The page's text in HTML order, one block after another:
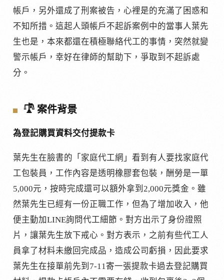
帳戶，另外還成了刑案被告，心裡是的充滿了困惑和
不知所措。這起人頭帳戶不起訴案例中的當事人葉先
生也是，本來都還在積極聯絡代工的事情，突然就變
警示帳戶，幸好在律師的幫助下，爭取到不起訴處
分。
𓍝 案件背景
為登記購買資料交付提款卡
葉先生在臉書的「家庭代工網」看到有人要找家庭代
工包裝員，工作內容是透明橡膠套包裝，酬勞是一單
5,000元，按時完成還可以額外拿到2,000元獎金。雖
然葉先生已經有一份正職工作，但為了增加收入，他
便主動加LINE詢問代工細節。對方出示了身份證照
片，讓葉先生放下戒心。對方表示，之前有些代工人
員拿了材料未繳回完成品，造成公司虧損，因此要求
葉先生在接單前先到7-11寄一張提款卡過去登記購買